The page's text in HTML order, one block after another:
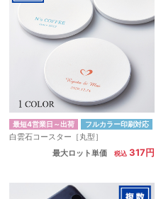
最短4営業日～出荷 フルカラー印刷対応
白雲石コースター［丸型］
最大ロット単価
317円